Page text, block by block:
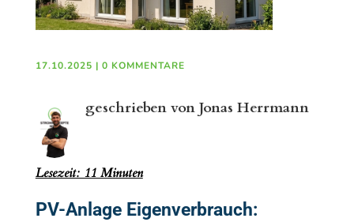
17.10.2025 | 0 KOMMENTARE
geschrieben von Jonas Herrmann
Lesezeit: 11 Minuten
PV-Anlage Eigenverbrauch: